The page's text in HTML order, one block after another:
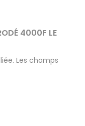
4000F LE
Les champs